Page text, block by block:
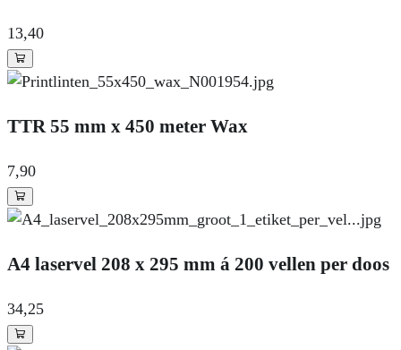
13,40
TTR 55 mm x 450 meter Wax
7,90
A4 laservel 208 x 295 mm á 200 vellen per doos
34,25